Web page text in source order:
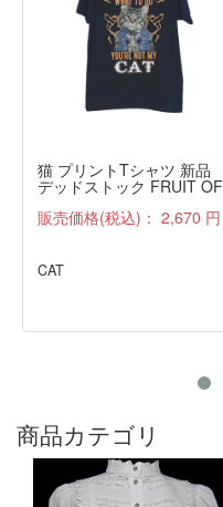
猫 プリントTシャツ 新品
デッドストック FRUIT OF
販売価格(税込)： 2,670 円
CAT
商品カテゴリ